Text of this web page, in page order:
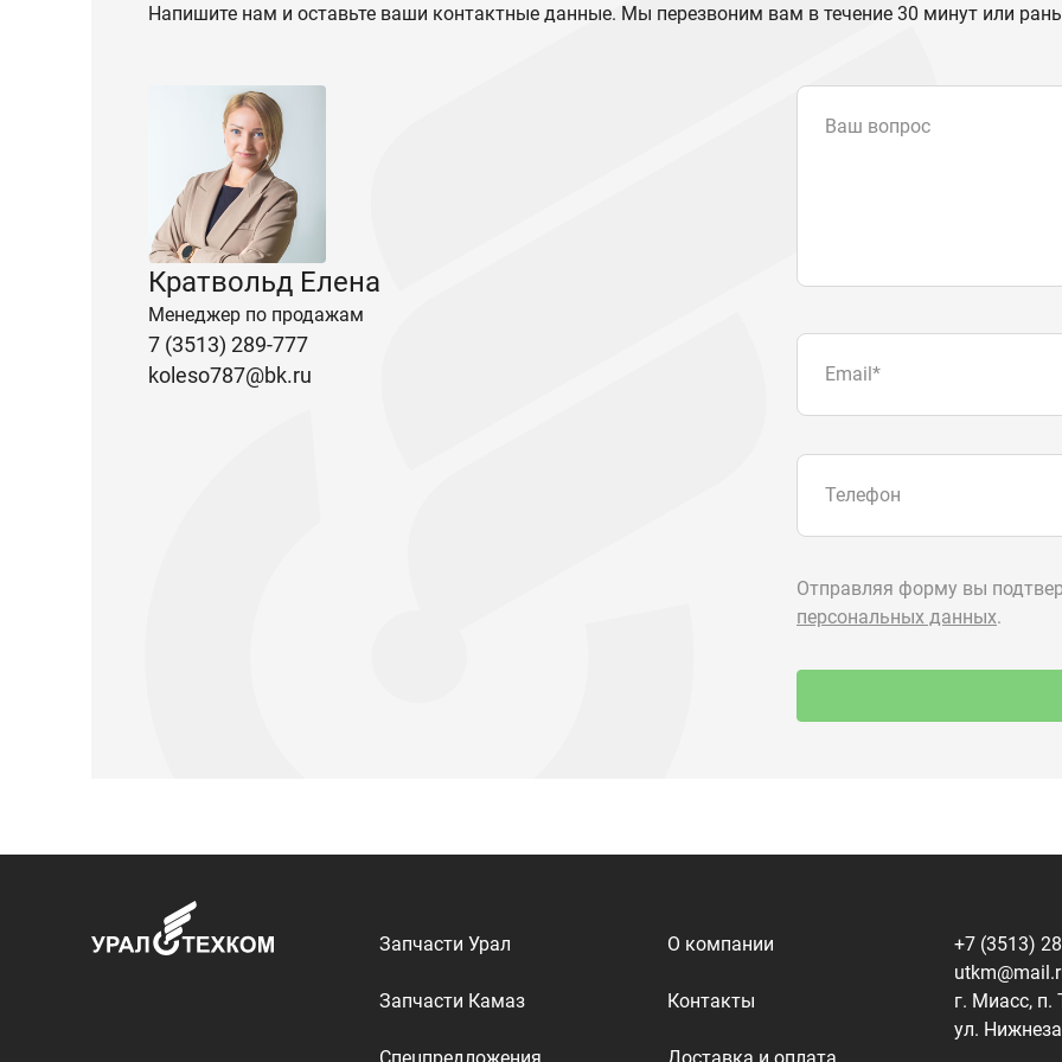
Напишите нам и оставьте ваши контактные данные. Мы перезвоним вам в течение 30 минут или
Кратвольд Елена
Менеджер по продажам
7 (3513) 289-777
koleso787@bk.ru
Ваш вопрос
Доставка и оплата
+7 (3513)
г. Миасс, п.
ул.
ООО «УралТехКом», 2026 Политика конфиденциальности